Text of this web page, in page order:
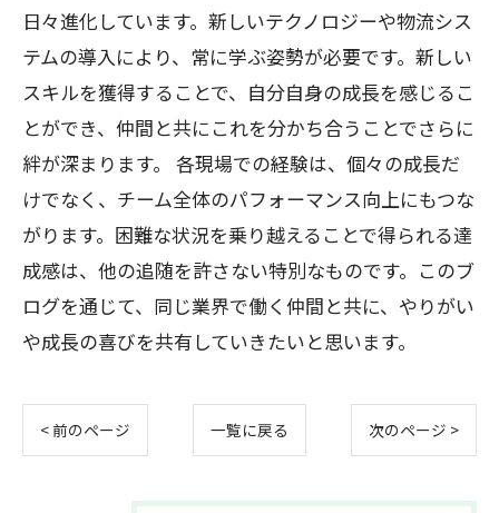
日々進化しています。新しいテクノロジーや物流シス
テムの導入により、常に学ぶ姿勢が必要です。新しい
スキルを獲得することで、自分自身の成長を感じるこ
とができ、仲間と共にこれを分かち合うことでさらに
絆が深まります。 各現場での経験は、個々の成長だ
けでなく、チーム全体のパフォーマンス向上にもつな
がります。困難な状況を乗り越えることで得られる達
成感は、他の追随を許さない特別なものです。このブ
ログを通じて、同じ業界で働く仲間と共に、やりがい
や成長の喜びを共有していきたいと思います。
< 前のページ 一覧に戻る 次のページ >